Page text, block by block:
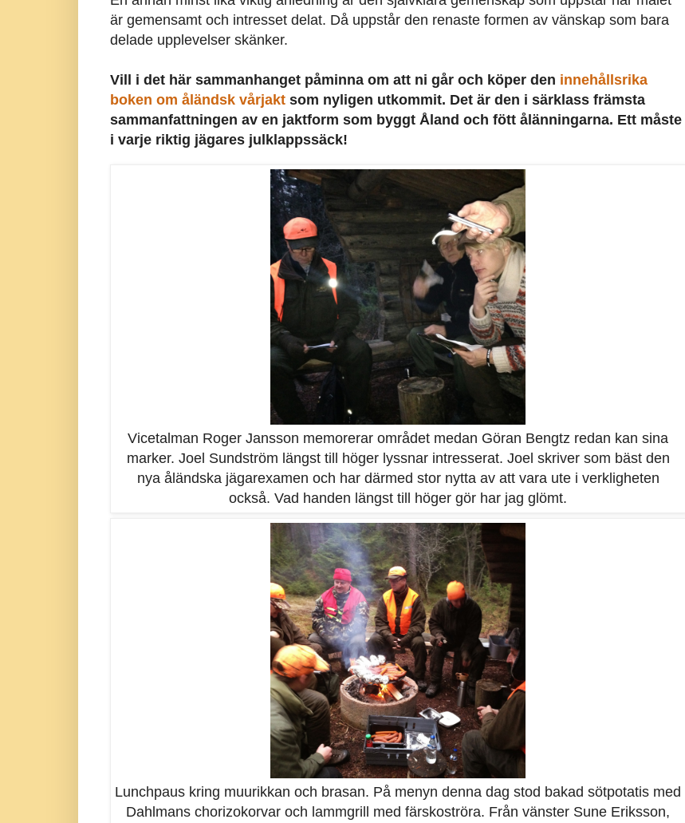
är gemensamt och intresset delat. Då uppstår den renaste formen av vänskap som bara
delade upplevelser skänker.
Vill i det här sammanhanget påminna om att ni går och köper den innehållsrika
boken om åländsk vårjaktsom nyligen utkommit. Det är den i särklass främsta
sammanfattningen av en jaktform som byggt Åland och fött ålänningarna. Ett måste
i varje riktig jägares julklappssäck!
Vicetalman Roger Jansson memorerar området medan Göran Bengtz redan kan sina
marker. Joel Sundström längst till höger lyssnar intresserat. Joel skriver som bäst den
nya åländska jägarexamen och har därmed stor nytta av att vara ute i verkligheten
också. Vad handen längst till höger gör har jag glömt.
Lunchpaus kring muurikkan och brasan. På menyn denna dag stod bakad sötpotatis med
Dahlmans chorizokorvar och lammgrill med färskoströra. Från vänster Sune Eriksson,